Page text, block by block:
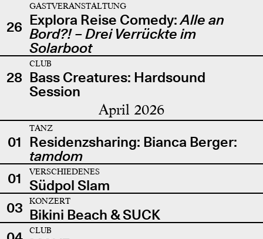
26
GASTVERANSTALTUNG
Explora Reise Comedy:Alle an
Bord?! – Drei Verrückte im
Solarboot
28
CLUB
Bass Creatures: Hardsound
Session
April 2026
01
TANZ
Residenzsharing: Bianca Berger:
tamdom
01
VERSCHIEDENES
Südpol Slam
03
KONZERT
Bikini Beach & SUCK
CLUB